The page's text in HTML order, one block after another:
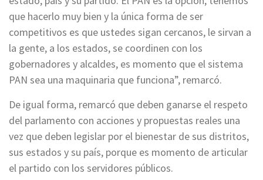
que hacerlo muy bien y la única forma de ser
competitivos es que ustedes sigan cercanos, le sirvan a
la gente, a los estados, se coordinen con los
gobernadores y alcaldes, es momento que el sistema
PAN sea una maquinaria que funciona”, remarcó.
De igual forma, remarcó que deben ganarse el respeto
del parlamento con acciones y propuestas reales una
vez que deben legislar por el bienestar de sus distritos,
sus estados y su país, porque es momento de articular
el partido con los servidores públicos.